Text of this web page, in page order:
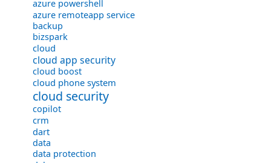
azure powershell
azure remoteapp service
backup
bizspark
cloud
cloud app security
cloud boost
cloud phone system
cloud security
copilot
crm
dart
data
data protection